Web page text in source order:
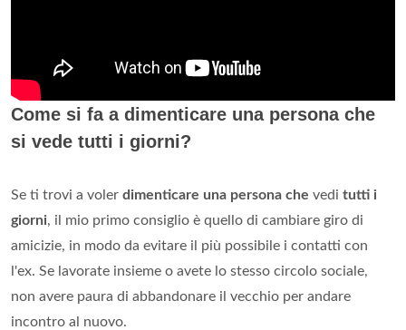
Come si fa a dimenticare una persona che
si vede tutti i giorni?
Se ti trovi a voler dimenticare una persona che vedi tutti i
giorni, il mio primo consiglio è quello di cambiare giro di
amicizie, in modo da evitare il più possibile i contatti con
l'ex. Se lavorate insieme o avete lo stesso circolo sociale,
non avere paura di abbandonare il vecchio per andare
incontro al nuovo.